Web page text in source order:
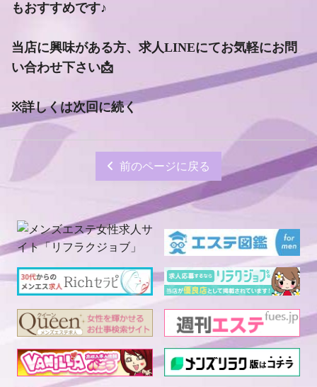
もおすすめです♪
当店に興味がある方、求人LINEにてお気軽にお問
い合わせ下さい📩
※詳しくは次回に続く
前のページに戻る